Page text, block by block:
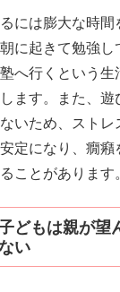
には膨大な時
に起きて勉強
へ行くという生
ます。また、
いため、ストレ
定になり、癇
ことがあります
どもは親が望
い